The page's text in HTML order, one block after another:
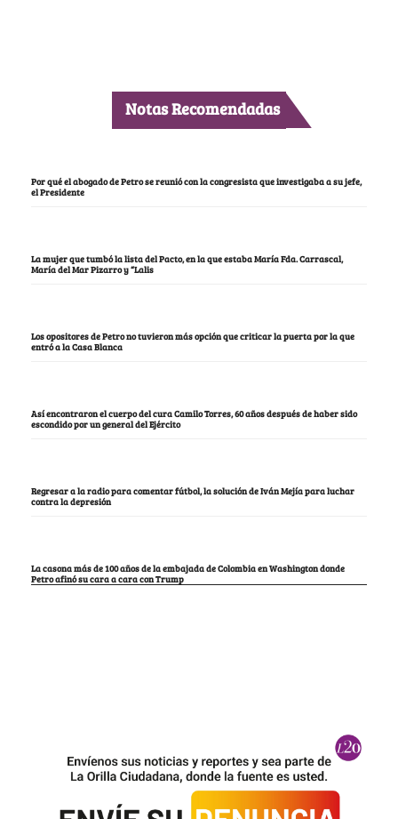
Notas Recomendadas
Por qué el abogado de Petro se reunió con la congresista que investigaba a su jefe,
el Presidente
La mujer que tumbó la lista del Pacto, en la que estaba María Fda. Carrascal,
María del Mar Pizarro y “Lalis
Los opositores de Petro no tuvieron más opción que criticar la puerta por la que
entró a la Casa Blanca
Así encontraron el cuerpo del cura Camilo Torres, 60 años después de haber sido
escondido por un general del Ejército
Regresar a la radio para comentar fútbol, la solución de Iván Mejía para luchar
contra la depresión
La casona más de 100 años de la embajada de Colombia en Washington donde
Petro afinó su cara a cara con Trump